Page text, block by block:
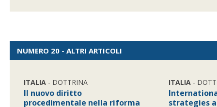
NUMERO 20 - ALTRI ARTICOLI
ITALIA - DOTTRINA
Il nuovo diritto
procedimentale nella riforma
ITALIA -
strategies